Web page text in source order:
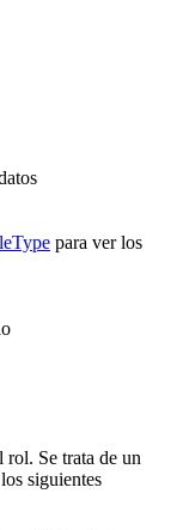
para ver los
Se trata de un
siguientes